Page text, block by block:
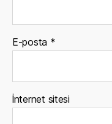
E-posta *
İnternet sitesi